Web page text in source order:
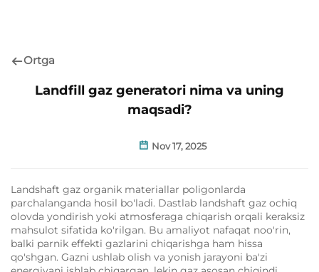
Ortga
Landfill gaz generatori nima va uning
maqsadi?
Nov 17, 2025
Landshaft gaz organik materiallar poligonlarda
parchalanganda hosil bo'ladi. Dastlab landshaft gaz ochiq
olovda yondirish yoki atmosferaga chiqarish orqali keraksiz
mahsulot sifatida ko'rilgan. Bu amaliyot nafaqat noo'rin,
balki parnik effekti gazlarini chiqarishga ham hissa
qo'shgan. Gazni ushlab olish va yonish jarayoni ba'zi